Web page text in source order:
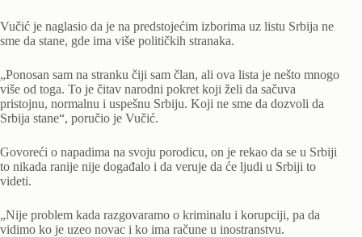
Vučić je naglasio da je na predstojećim izborima uz listu Srbija ne
sme da stane, gde ima više političkih stranaka.
„Ponosan sam na stranku čiji sam član, ali ova lista je nešto mnogo
više od toga. To je čitav narodni pokret koji želi da sačuva
pristojnu, normalnu i uspešnu Srbiju. Koji ne sme da dozvoli da
Srbija stane“, poručio je Vučić.
Govoreći o napadima na svoju porodicu, on je rekao da se u Srbiji
to nikada ranije nije događalo i da veruje da će ljudi u Srbiji to
videti.
„Nije problem kada razgovaramo o kriminalu i korupciji, pa da
vidimo ko je uzeo novac i ko ima račune u inostranstvu.